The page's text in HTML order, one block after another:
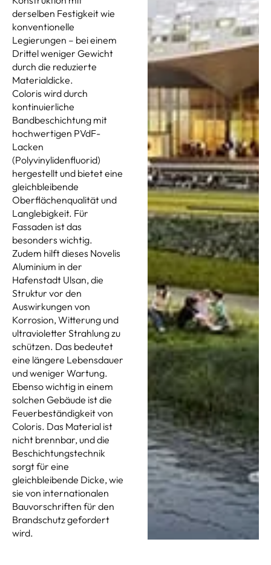
derselben Festigkeit wie
konventionelle
Legierungen – bei einem
Drittel weniger Gewicht
durch die reduzierte
Materialdicke.
Coloris wird durch
kontinuierliche
Bandbeschichtung mit
hochwertigen PVdF-
Lacken
(Polyvinylidenfluorid)
hergestellt und bietet eine
gleichbleibende
Oberflächenqualität und
Langlebigkeit. Für
Fassaden ist das
besonders wichtig.
Zudem hilft dieses Novelis
Aluminium in der
Hafenstadt Ulsan, die
Struktur vor den
Auswirkungen von
Korrosion, Witterung und
ultravioletter Strahlung zu
schützen. Das bedeutet
eine längere Lebensdauer
und weniger Wartung.
Ebenso wichtig in einem
solchen Gebäude ist die
Feuerbeständigkeit von
Coloris. Das Material ist
nicht brennbar, und die
Beschichtungstechnik
sorgt für eine
gleichbleibende Dicke, wie
sie von internationalen
Bauvorschriften für den
Brandschutz gefordert
wird.